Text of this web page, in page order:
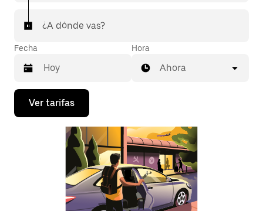
¿A dónde vas?
Fecha
Presiona
flecha
Hora
Ahora
Ver tarifas